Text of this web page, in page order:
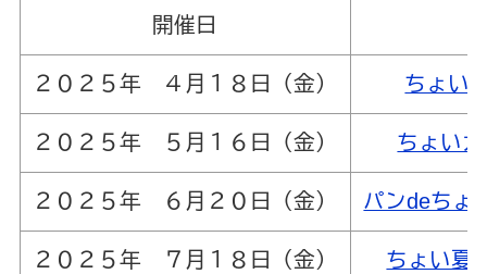
開催日
２０２５年 ４月１８日（金） ちょい
２０２５年 ５月１６日（金） ちょい
２０２５年 ６月２０日（金） パンdeちょ
２０２５年 ７月１８日（金） ちょい夏